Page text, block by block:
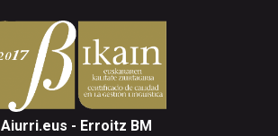
Aiurri.eus - Erroitz BM